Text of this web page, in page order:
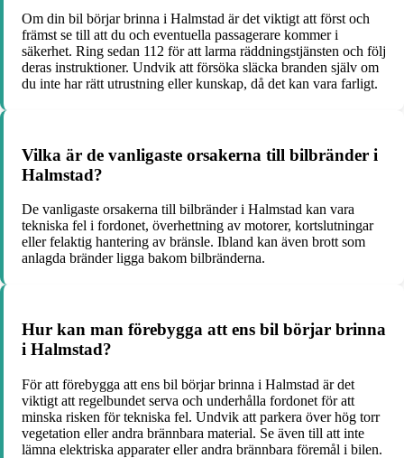
Om din bil börjar brinna i Halmstad är det viktigt att först och
främst se till att du och eventuella passagerare kommer i
säkerhet. Ring sedan 112 för att larma räddningstjänsten och följ
deras instruktioner. Undvik att försöka släcka branden själv om
du inte har rätt utrustning eller kunskap, då det kan vara farligt.
Vilka är de vanligaste orsakerna till bilbränder i
Halmstad?
De vanligaste orsakerna till bilbränder i Halmstad kan vara
tekniska fel i fordonet, överhettning av motorer, kortslutningar
eller felaktig hantering av bränsle. Ibland kan även brott som
anlagda bränder ligga bakom bilbränderna.
Hur kan man förebygga att ens bil börjar brinna
i Halmstad?
För att förebygga att ens bil börjar brinna i Halmstad är det
viktigt att regelbundet serva och underhålla fordonet för att
minska risken för tekniska fel. Undvik att parkera över hög torr
vegetation eller andra brännbara material. Se även till att inte
lämna elektriska apparater eller andra brännbara föremål i bilen.